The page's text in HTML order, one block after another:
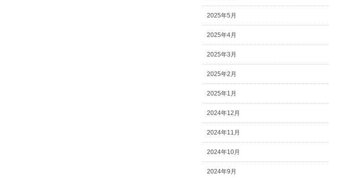
2025年5月
2025年4月
2025年3月
2025年2月
2025年1月
2024年12月
2024年11月
2024年10月
2024年9月